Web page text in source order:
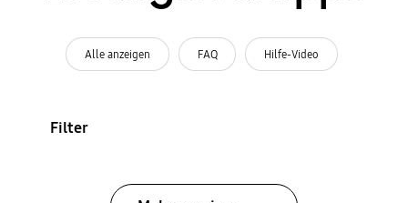
Alle anzeigen FAQ Hilfe-Video
Filter